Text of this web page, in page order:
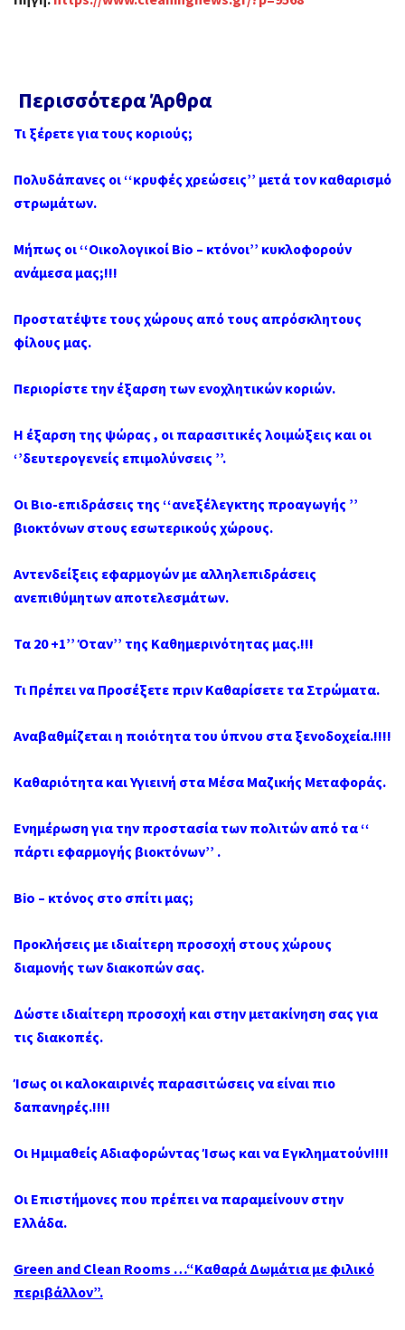
Περισσότερα Άρθρα
Τι ξέρετε για τους κοριούς;
Πολυδάπανες οι ‘‘κρυφές χρεώσεις’’ μετά τον καθαρισμό
στρωμάτων.
Μήπως οι ‘‘Οικολογικοί Bio – κτόνοι’’ κυκλοφορούν
ανάμεσα μας;!!!
Προστατέψτε τους χώρους από τους απρόσκλητους
φίλους μας.
Περιορίστε την έξαρση των ενοχλητικών κοριών.
Η έξαρση της ψώρας , οι παρασιτικές λοιμώξεις και οι
‘’δευτερογενείς επιμολύνσεις ’’.
Οι Βιο-επιδράσεις της ‘‘ανεξέλεγκτης προαγωγής ’’
βιοκτόνων στους εσωτερικούς χώρους.
Αντενδείξεις εφαρμογών με αλληλεπιδράσεις
ανεπιθύμητων αποτελεσμάτων.
Τα 20 +1’’ Όταν’’ της Καθημερινότητας μας.!!!
Τι Πρέπει να Προσέξετε πριν Καθαρίσετε τα Στρώματα.
Αναβαθμίζεται η ποιότητα του ύπνου στα ξενοδοχεία.!!!!
Καθαριότητα και Υγιεινή στα Μέσα Μαζικής Μεταφοράς.
Ενημέρωση για την προστασία των πολιτών από τα ‘‘
πάρτι εφαρμογής βιοκτόνων’’ .
Bio – κτόνος στο σπίτι μας;
Προκλήσεις με ιδιαίτερη προσοχή στους χώρους
διαμονής των διακοπών σας.
Δώστε ιδιαίτερη προσοχή και στην μετακίνηση σας για
τις διακοπές.
Ίσως οι καλοκαιρινές παρασιτώσεις να είναι πιο
δαπανηρές.!!!!
Οι Ημιμαθείς Αδιαφορώντας Ίσως και να Εγκληματούν!!!!
Οι Επιστήμονες που πρέπει να παραμείνουν στην
Ελλάδα.
Green and Clean Rooms …“Καθαρά Δωμάτια με φιλικό
περιβάλλον”.